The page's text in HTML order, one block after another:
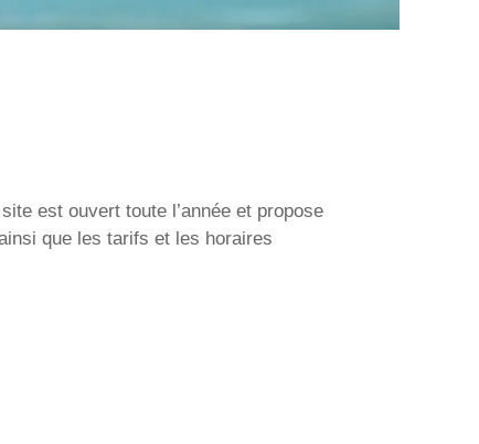
est ouvert toute l’année et propose
que les tarifs et les horaires